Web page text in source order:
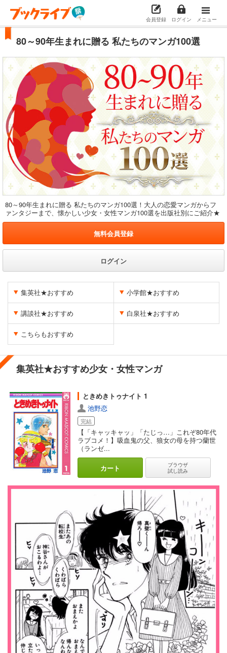
会員登録 ログイン メニュー
80～90年生まれに贈る 私たちのマンガ100選
80～90年生まれに贈る 私たちのマンガ100選！大人の恋愛マンガからフ
ァンタジーまで、懐かしい少女・女性マンガ100選を出版社別にご紹介★
無料会員登録
ログイン
集英社★おすすめ 小学館★おすすめ
講談社★おすすめ 白泉社★おすすめ
こちらもおすすめ
集英社★おすすめ少女・女性マンガ
ときめきトゥナイト 1
池野恋
完結
【「キャッキャッ」「たじっ…」これぞ80年代
ラブコメ！】吸血鬼の父、狼女の母を持つ蘭世
（ランゼ...
カート
ブラウザ
試し読み